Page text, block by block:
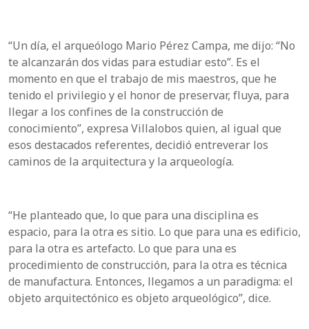
“Un día, el arqueólogo Mario Pérez Campa, me dijo: “No
te alcanzarán dos vidas para estudiar esto”. Es el
momento en que el trabajo de mis maestros, que he
tenido el privilegio y el honor de preservar, fluya, para
llegar a los confines de la construcción de
conocimiento”, expresa Villalobos quien, al igual que
esos destacados referentes, decidió entreverar los
caminos de la arquitectura y la arqueología.
“He planteado que, lo que para una disciplina es
espacio, para la otra es sitio. Lo que para una es edificio,
para la otra es artefacto. Lo que para una es
procedimiento de construcción, para la otra es técnica
de manufactura. Entonces, llegamos a un paradigma: el
objeto arquitectónico es objeto arqueológico”, dice.